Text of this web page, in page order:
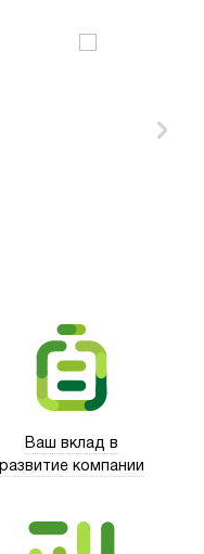
Ваш вклад в
развитие компании